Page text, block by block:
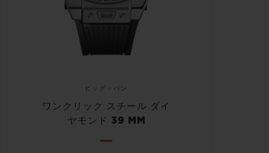
ビッグ・バン
ワンクリック スチール ダイ
ヤモンド 39 MM